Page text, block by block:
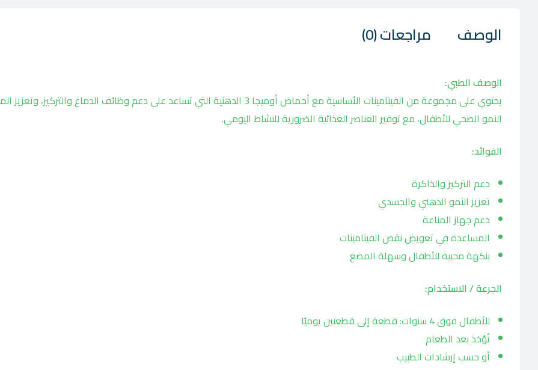
الوصف مراجعات (0)
الوصف الطبي:
يحتوي على مجموعة من الفيتامينات الأساسية مع أحماض أوميجا 3 الدهنية التي تساعد على دعم وظائف الدماغ
النمو الصحي للأطفال، مع توفير العناصر الغذائية الضرورية للنشاط اليومي.
الفوائد:
دعم التركيز والذاكرة
تعزيز النمو الذهني والجسدي
دعم جهاز المناعة
المساعدة في تعويض نقص الفيتامينات
بنكهة محببة للأطفال وسهلة المضغ
الجرعة / الاستخدام:
للأطفال فوق 4 سنوات: قطعة إلى قطعتين يوميًا
تُؤخذ بعد الطعام
أو حسب إرشادات الطبيب